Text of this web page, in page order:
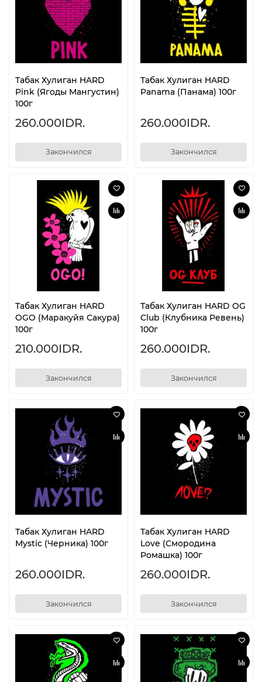
Табак Хулиган HARD
Pink (Ягоды Мангустин)
100г
260.000IDR.
Закончился
Табак Хулиган HARD
Panama (Панама) 100г
260.000IDR.
Закончился
Табак Хулиган HARD
OGO (Маракуйя Сакура)
100г
210.000IDR.
Закончился
Табак Хулиган HARD OG
Club (Клубника Ревень)
100г
260.000IDR.
Закончился
Табак Хулиган HARD
Mystic (Черника) 100г
260.000IDR.
Закончился
Табак Хулиган HARD
Love (Смородина
Ромашка) 100г
260.000IDR.
Закончился